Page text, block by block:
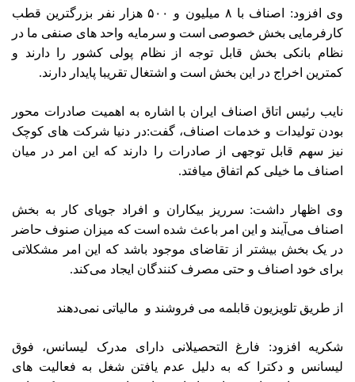
وی افزود: اصناف با ۸ میلیون و ۵۰۰ هزار نفر بزرگترین قطب
کارفرمایی بخش خصوصی است و سرمایه واحد های صنفی ما در
نظام بانکی بخش قابل توجه از نظام پولی کشور را دارند و
کمترین اخراج در این بخش است و اشتغال تقریبا پایدار دارند.
نایب رئیس اتاق اصناف ایران با اشاره به اهمیت صادرات محور
بودن تولیدات و خدمات اصناف، گفت:در دنیا شرکت های کوچک
نیز سهم قابل توجهی از صادرات را دارند که این امر در میان
اصناف ما خیلی کم اتفاق میافتد.
وی اظهار داشت: سرریز بیکاران و افراد جویای کار به بخش
اصناف می‌آیند و این امر باعث شده است که میزان صنوف حاضر
در یک بخش بیشتر از تقاضای موجود باشد که این امر مشکلاتی
برای خود اصناف و حتی مصرف کنندگان ایجاد می‌کند.
از طریق تلویزیون قابلمه می فروشند و مالیاتی نمی‌دهند
شکریه افزود: فارغ التحصیلانی دارای مدرک لیسانس، فوق
لیسانس و دکترا که به دلیل عدم یافتن شغل به فعالیت های